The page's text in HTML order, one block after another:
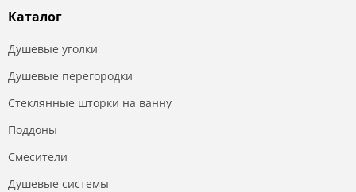
Каталог
Душевые уголки
Душевые перегородки
Стеклянные шторки на ванну
Поддоны
Смесители
Душевые системы